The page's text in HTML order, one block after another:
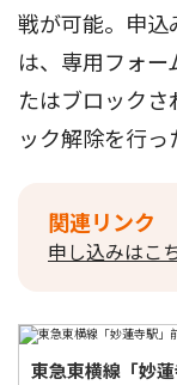
戦が可能。申込
は、専用フォー
たはブロックさ
ック解除を行っ
関連リンク
申し込みはこ
東急東横線「妙